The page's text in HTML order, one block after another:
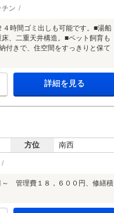
チン
時間ゴミ出しも可能です。■湯船
、二重天井構造。■ペット飼育も
付きで、住空間をすっきりと保て
詳細を見る
方位 南西
～ 管理費１８，６００円、修繕積